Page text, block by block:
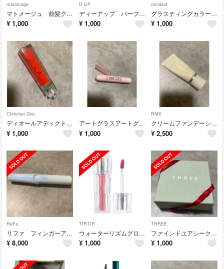
matomage
マトメージュ 前髪グルーa
¥ 1,000
D-UP
ディーアップ パーフェクトエクステンションマスカラforカール プラムブラック
¥ 1,000
rom&nd
グラスティングカラーグロス01
¥ 1,000
Christian Dior
ディオールアディクトグロス773
¥ 1,000
アートグラスアートグリッツ4
¥ 1,000
RMK
クリームファンデーションアクアティックグロウ100
¥ 2,500
ReFa
リファ フィンガーアイロンST
¥ 8,000
TIRTIR
ウォーターリズムグロウティント13
¥ 1,000
THREE
ファインドユアシークレットナンバーボックスX03
¥ 1,000